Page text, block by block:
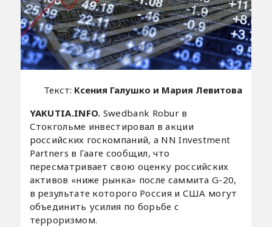
Текст: Ксения Галушко и Мария Левитова
YAKUTIA.INFO. Swedbank Robur в
Стокгольме инвестировал в акции
российских госкомпаний, а NN Investment
Partners в Гааге сообщил, что
пересматривает свою оценку российских
активов «ниже рынка» после саммита G-20,
в результате которого Россия и США могут
объединить усилия по борьбе с
терроризмом.